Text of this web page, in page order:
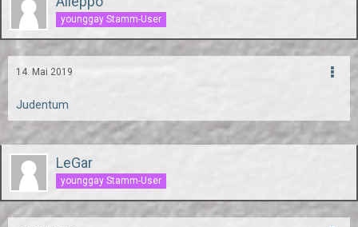
younggay Stamm-User
14. Mai 2019
Judentum
LeGar
younggay Stamm-User